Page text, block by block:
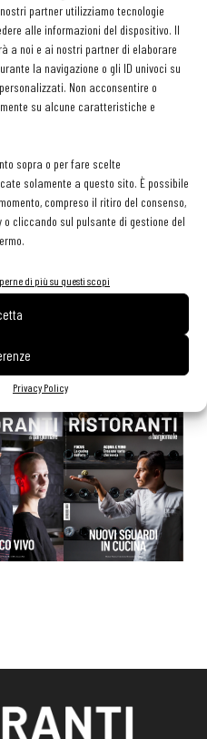
partner utilizziamo tecnologie
alle informazioni del dispositivo. Il
a noi e ai nostri partner di elaborare
la navigazione o gli ID univoci su
Non acconsentire o
su alcune caratteristiche e
sopra o per fare scelte
solamente a questo sito. È possibile
compreso il ritiro del consenso,
cliccando sul pulsante di gestione del
di più su questi scopi
Privacy Policy
HoReCa
Nord a Sud per godersi le
vacanza)